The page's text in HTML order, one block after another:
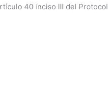
40 inciso III del